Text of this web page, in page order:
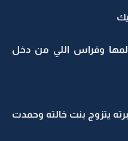
وفراس اللي من دخل
يتزوج بنت خالته وحمدت